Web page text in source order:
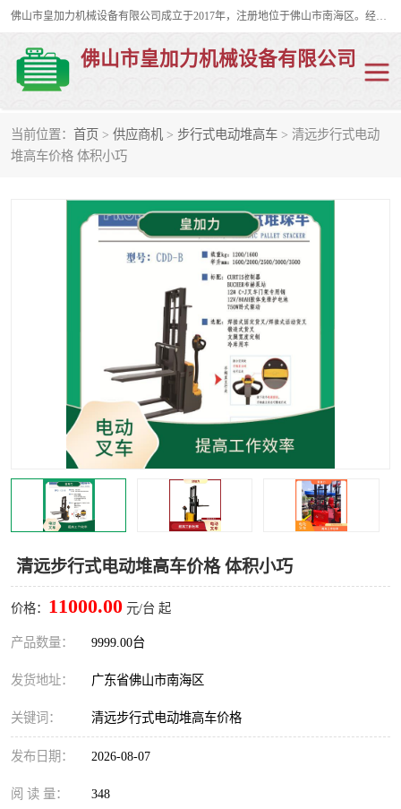
佛山市皇加力机械设备有限公司成立于2017年，注册地位于佛山市南海区。经营范围包括：其他机械设备及电子产品批发、电气设备批发、贸易代理、五金产品批发等；主要产品有：移动式登车桥、叉车装卸货平台、移动式升降机、升降货梯、油桶夹具、电动堆高车。
佛山市皇加力机械设备有限公司
当前位置： 首页 > 供应商机 > 步行式电动堆高车 > 清远步行式电动
堆高车价格 体积小巧
清远步行式电动堆高车价格 体积小巧
价格： 11000.00 元/台 起
产品数量： 9999.00台
发货地址： 广东省佛山市南海区
关键词： 清远步行式电动堆高车价格
发布日期： 2026-08-07
阅 读 量： 348
移动式登车桥
步行式电动堆高车 移动登车台
叉车装卸货平台 电动搬运车
升降货梯
油桶夹具